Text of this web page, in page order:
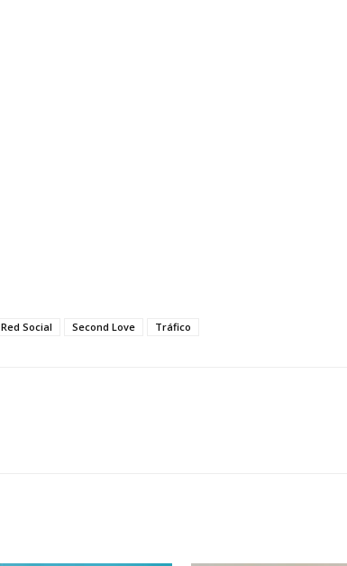
Red Social Second Love Tráfico